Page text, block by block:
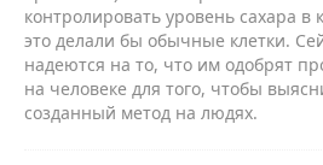
контролировать уровень сахара в
это делали бы обычные клетки.
надеются на то, что им одобрят
на человеке для того, чтобы
созданный метод на людях.